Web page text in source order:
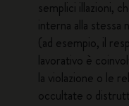
semplici illazioni,
interna alla
(ad esempio, il
lavorativo è
la violazione o le
occultate o